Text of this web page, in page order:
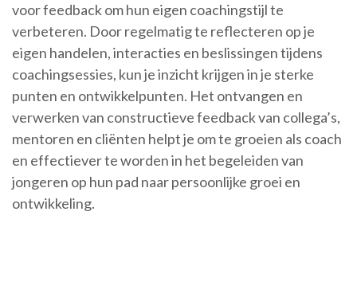
voor feedback om hun eigen coachingstijl te
verbeteren. Door regelmatig te reflecteren op je
eigen handelen, interacties en beslissingen tijdens
coachingsessies, kun je inzicht krijgen in je sterke
punten en ontwikkelpunten. Het ontvangen en
verwerken van constructieve feedback van collega’s,
mentoren en cliënten helpt je om te groeien als coach
en effectiever te worden in het begeleiden van
jongeren op hun pad naar persoonlijke groei en
ontwikkeling.